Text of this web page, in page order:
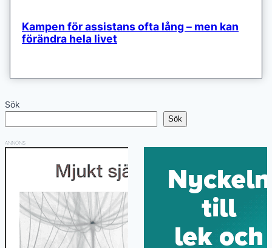
Kampen för assistans ofta lång – men kan
förändra hela livet
Sök
Sök
ANNONS